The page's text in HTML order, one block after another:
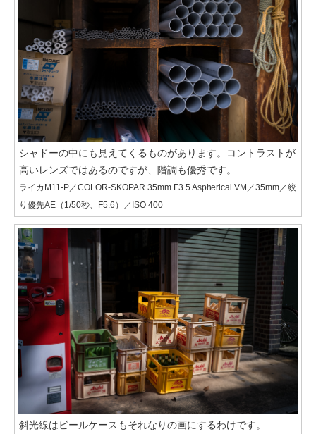
シャドーの中にも見えてくるものがあります。コントラストが
高いレンズではあるのですが、階調も優秀です。
ライカM11-P／COLOR-SKOPAR 35mm F3.5 Aspherical VM／35mm／絞
り優先AE（1/50秒、F5.6）／ISO 400
斜光線はビールケースもそれなりの画にするわけです。